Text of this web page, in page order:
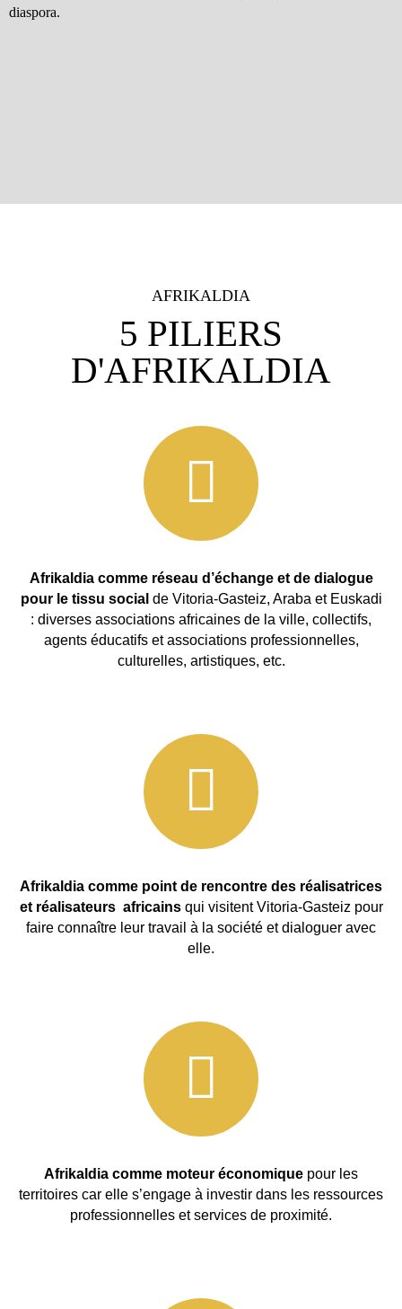
diaspora.
AFRIKALDIA
5 PILIERS
D'AFRIKALDIA
Afrikaldia comme réseau d’échange et de dialogue
pour le tissu social de Vitoria-Gasteiz, Araba et Euskadi
: diverses associations africaines de la ville, collectifs,
agents éducatifs et associations professionnelles,
culturelles, artistiques, etc.
Afrikaldia comme point de rencontre des réalisatrices
et réalisateurs africains qui visitent Vitoria-Gasteiz pour
faire connaître leur travail à la société et dialoguer avec
elle.
Afrikaldia comme moteur économique pour les
territoires car elle s’engage à investir dans les ressources
professionnelles et services de proximité.